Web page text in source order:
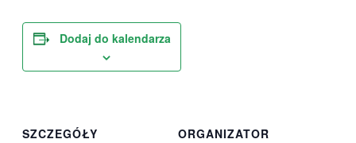
Dodaj do kalendarza
SZCZEGÓŁY
ORGANIZATOR